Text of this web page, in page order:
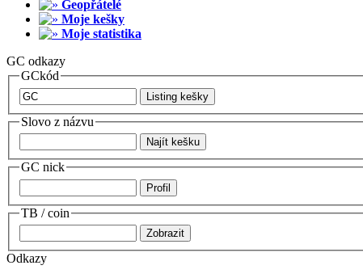
Geopřátelé
Moje kešky
Moje statistika
GC odkazy
GCkód
Slovo z názvu
GC nick
TB / coin
Odkazy